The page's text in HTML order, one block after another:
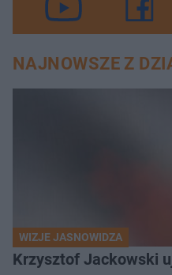
NAJNOWSZE Z
WIZJE JASNOWIDZA
Krzysztof Jackowski